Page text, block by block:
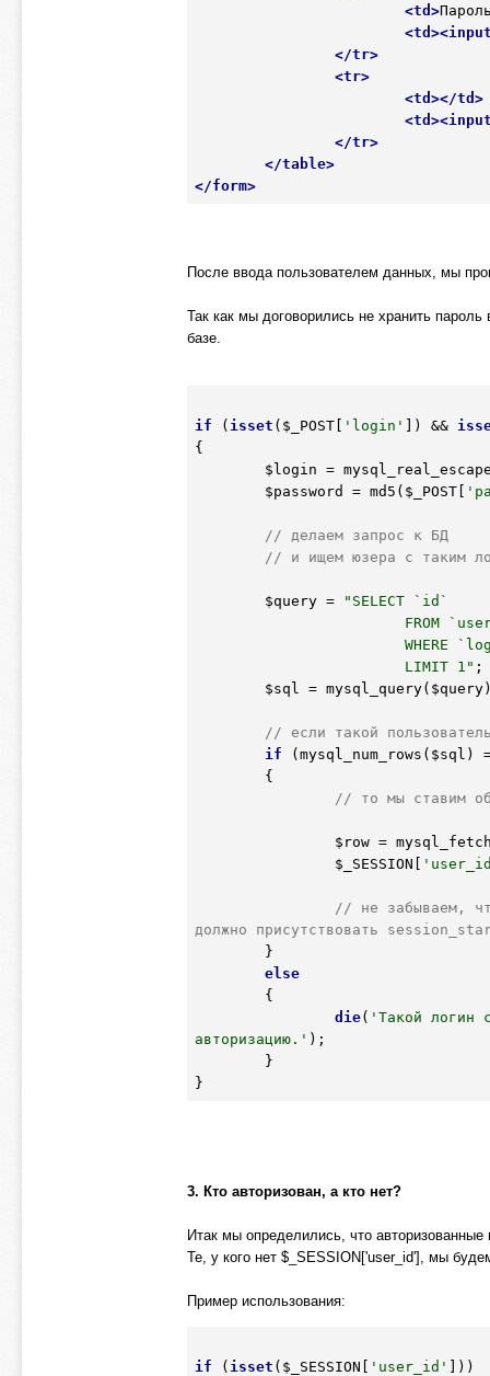
<td >
<td ><
</tr>
<tr>
<td ></td >
<td ><
</tr>
</table>
</form>
После ввода пользователем данных, мы
Так как мы договорились не хранить
базе.
if ( isset ( $_POST[ 'login' ]) &&
{
$login =
$password = md5( $_POST[
// делаем запрос к БД
// и ищем юзера с таким
$query =
"SELECT `id`
			LIMIT 1"
;
$sql
= mysql_query( $query
// если такой
if (mysql_num_rows( $sql )
// то мы ставим об
$row =
$_SESSION [
// не забываем,
должно присутствовать
else
die( 'Такой логин
авторизацию.' );
3. Кто авторизован, а кто нет?
Итак мы определились, что
Те, у кого нет $_SESSION['user_id'], мы
Пример использования:
if ( isset ( $_SESSION [ 'user_id' ]))